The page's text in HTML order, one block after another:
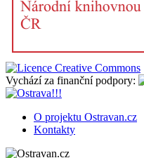
Vychází za finanční podpory:
O projektu Ostravan.cz
Kontakty